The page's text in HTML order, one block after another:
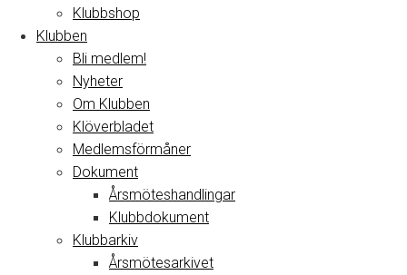
Klubbshop
Klubben
Bli medlem!
Nyheter
Om Klubben
Klöverbladet
Medlemsförmåner
Dokument
Årsmöteshandlingar
Klubbdokument
Klubbarkiv
Årsmötesarkivet